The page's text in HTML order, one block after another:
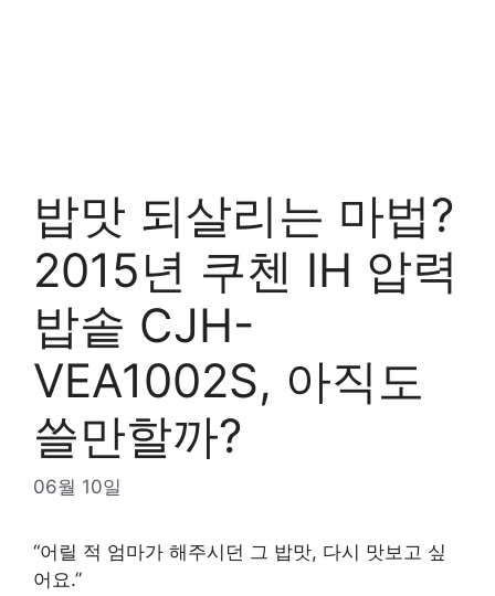
밥맛 되살리는 마법?
2015년 쿠첸 IH 압력
밥솥 CJH-
VEA1002S, 아직도
쓸만할까?
06월 10일
“어릴 적 엄마가 해주시던 그 밥맛, 다시 맛보고 싶
어요.”